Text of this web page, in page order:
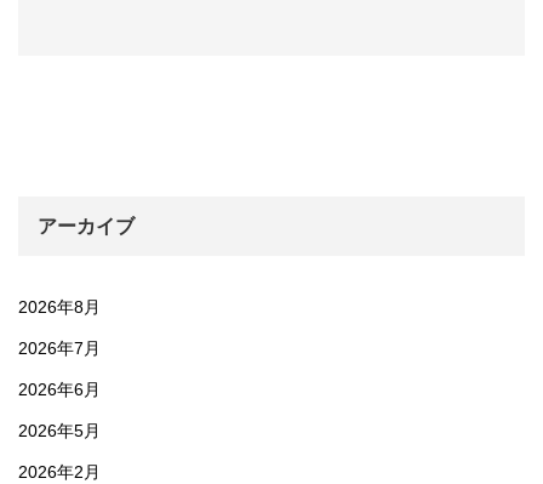
アーカイブ
2026年8月
2026年7月
2026年6月
2026年5月
2026年2月